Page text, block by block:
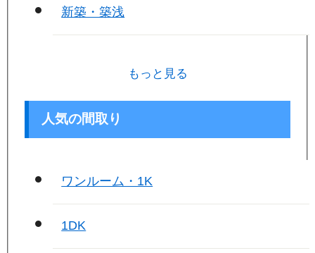
新築・築浅
もっと見る
人気の間取り
ワンルーム・1K
1DK